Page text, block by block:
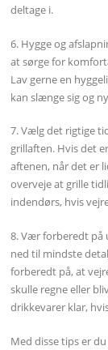
deltage i.
6. Hygge og
at sørge for
Lav gerne en
kan slænge sig og
7. Vælg det rigtige
grillaften. Hvis det
aftenen, når det er
overveje at grille
indendørs, hvis
8. Vær forberedt på
ned til mindste
forberedt på, at
skulle regne eller
drikkevarer klar,
Med disse tips er